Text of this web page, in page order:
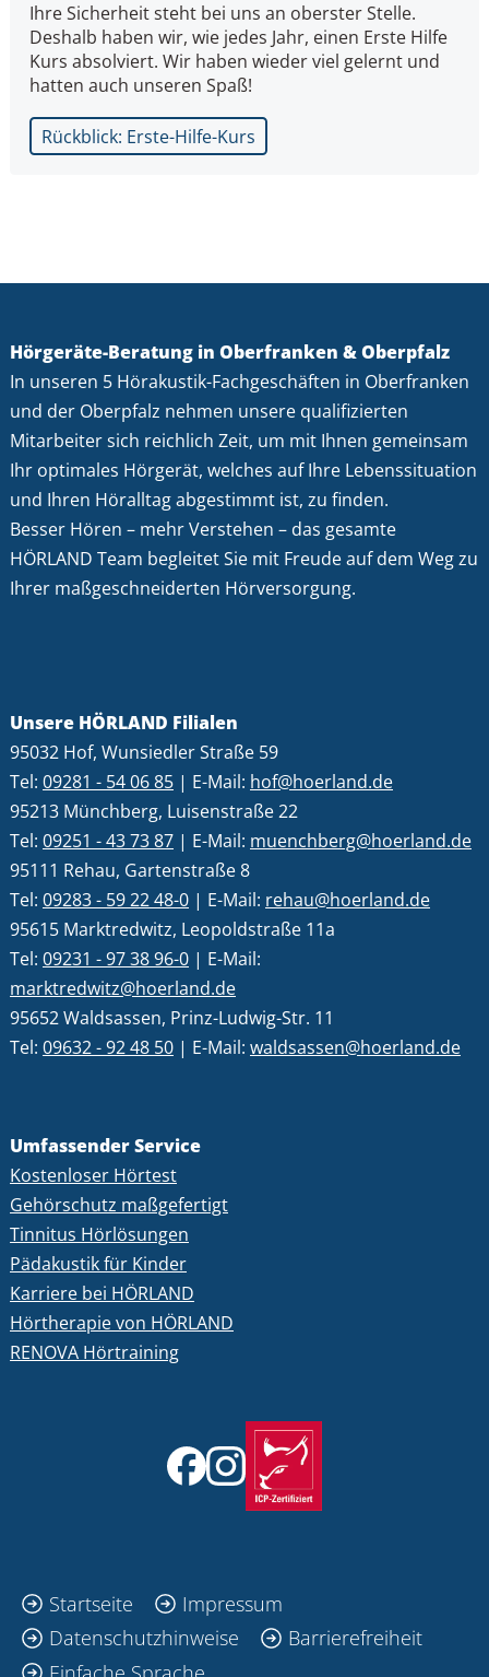
Ihre Sicherheit steht bei uns an oberster Stelle.
Deshalb haben wir, wie jedes Jahr, einen Erste Hilfe
Kurs absolviert. Wir haben wieder viel gelernt und
hatten auch unseren Spaß!
Rückblick: Erste-Hilfe-Kurs
Hörgeräte-Beratung in Oberfranken & Oberpfalz
In unseren 5 Hörakustik-Fachgeschäften in Oberfranken
und der Oberpfalz nehmen unsere qualifizierten
Mitarbeiter sich reichlich Zeit, um mit Ihnen gemeinsam
Ihr optimales Hörgerät, welches auf Ihre Lebenssituation
und Ihren Höralltag abgestimmt ist, zu finden.
Besser Hören – mehr Verstehen – das gesamte
HÖRLAND Team begleitet Sie mit Freude auf dem Weg zu
Ihrer maßgeschneiderten Hörversorgung.
Unsere HÖRLAND Filialen
95032 Hof, Wunsiedler Straße 59
Tel: 09281 - 54 06 85 | E-Mail: hof@hoerland.de
95213 Münchberg, Luisenstraße 22
Tel: 09251 - 43 73 87 | E-Mail: muenchberg@hoerland.de
95111 Rehau, Gartenstraße 8
Tel: 09283 - 59 22 48-0 | E-Mail: rehau@hoerland.de
95615 Marktredwitz, Leopoldstraße 11a
Tel: 09231 - 97 38 96-0 | E-Mail:
marktredwitz@hoerland.de
95652 Waldsassen, Prinz-Ludwig-Str. 11
Tel: 09632 - 92 48 50 | E-Mail: waldsassen@hoerland.de
Umfassender Service
Kostenloser Hörtest
Gehörschutz maßgefertigt
Tinnitus Hörlösungen
Pädakustik für Kinder
Karriere bei HÖRLAND
Hörtherapie von HÖRLAND
RENOVA Hörtraining
Startseite
Impressum
Datenschutzhinweise
Barrierefreiheit